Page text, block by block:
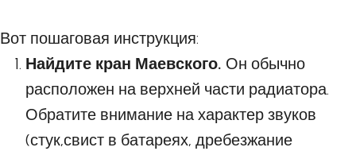
Вот пошаговая инструкция:
Найдите кран Маевского. Он обычно
расположен на верхней части радиатора.
Обратите внимание на характер звуков
(стук,свист в батареях, дребезжание